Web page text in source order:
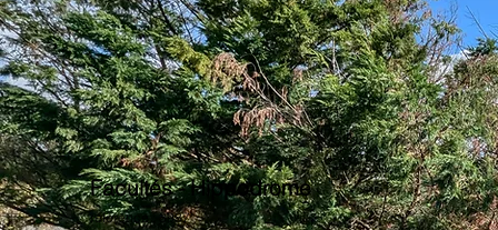
Facultés - Hippodrome
référence : 3987